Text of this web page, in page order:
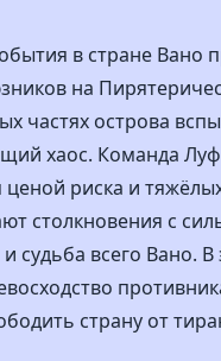
в стране
на
частях острова
хаос. Команда
риска и
столкновения с
судьба всего Вано.
страну от